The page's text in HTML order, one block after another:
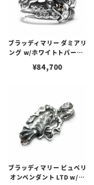
ブラッディマリー ダミアリ
ング w/ホワイトトパーズ/
¥84,700
ブラッディマリー ピュペリ
オンペンダント LTD w/ホ